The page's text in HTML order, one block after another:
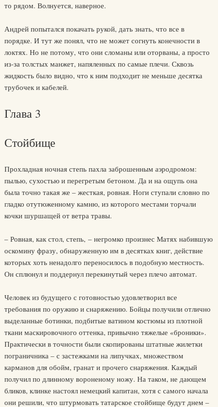
то рядом. Волнуется, наверное.
Андрей попытался покачать рукой, дать знать, что все в
порядке. И тут же понял, что не может согнуть конечности в
локтях. Но не потому, что они сломаны или оторваны, а просто
из-за толстых манжет, напяленных по самые плечи. Сквозь
жидкость было видно, что к ним подходит не меньше десятка
трубочек и кабелей.
Глава 3
Стойбище
Прохладная ночная степь пахла заброшенным аэродромом:
пылью, сухостью и перегретым бетоном. Да и на ощупь она
была точно такая же – жесткая, ровная. Ноги ступали словно по
гладко отутюженному камню, из которого местами торчали
кочки шуршащей от ветра травы.
– Ровная, как стол, степь, – негромко произнес Матях набившую
оскомину фразу, обнаруженную им в десятках книг, действие
которых хоть ненадолго переносилось в подобную местность.
Он сплюнул и поддернул перекинутый через плечо автомат.
Человек из будущего с готовностью удовлетворил все
требования по оружию и снаряжению. Бойцы получили отлично
выделанные ботинки, подбитые ватином костюмы из плотной
ткани маскировочного оттенка, привычно тяжелые «броники».
Практически в точности были скопированы штатные жилетки
пограничника – с застежками на липучках, множеством
карманов для обойм, гранат и прочего снаряжения. Каждый
получил по длинному вороненому ножу. На таком, не дающем
бликов, клинке настоял немецкий капитан, хотя с самого начала
они решили, что штурмовать татарское стойбище будут днем –